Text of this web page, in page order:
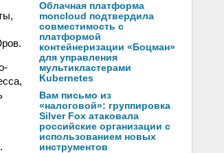
Облачная платформа
moncloud подтвердила
совместимость с
платформой
контейнеризации «Боцман»
для управления
мультикластерами
Kubernetes
Вам письмо из
«налоговой»: группировка
Silver Fox атаковала
российские организации с
использованием новых
инструментов